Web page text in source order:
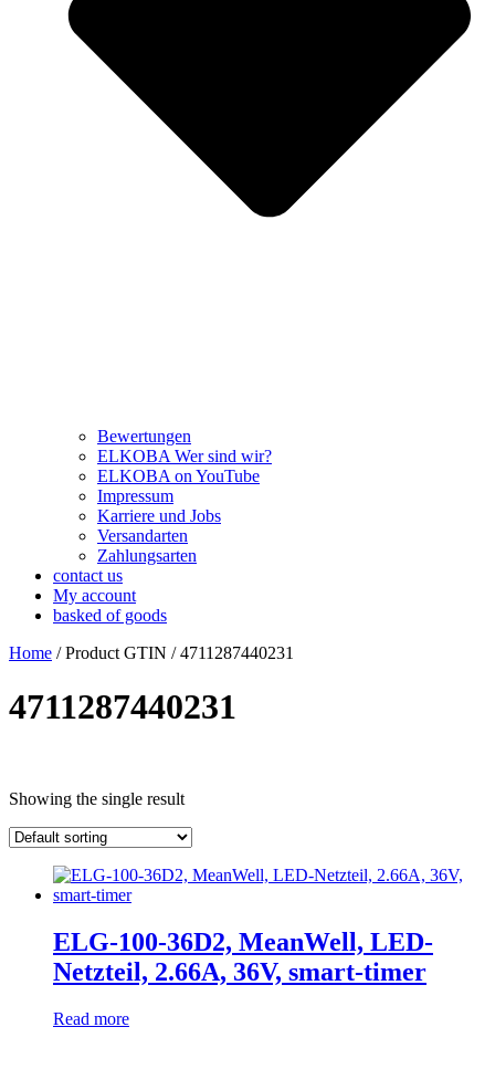
Bewertungen
ELKOBA Wer sind wir?
ELKOBA on YouTube
Impressum
Karriere und Jobs
Versandarten
Zahlungsarten
contact us
My account
basked of goods
Home / Product GTIN / 4711287440231
4711287440231
manufacturer
In stock
output voltage
output current
connector input
connector output
einstellbar
passiv
Showing the single result
ELG-100-36D2, MeanWell, LED-
Netzteil, 2.66A, 36V, smart-timer
Read more